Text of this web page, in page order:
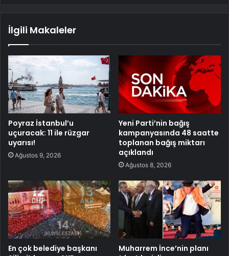
İlgili Makaleler
Poyraz İstanbul’u
uçuracak: 11 ile rüzgar
uyarısı!
Ağustos 9, 2026
Yeni Parti’nin bağış
kampanyasında 48 saatte
toplanan bağış miktarı
açıklandı
Ağustos 8, 2026
En çok belediye başkanı
Muharrem İnce’nin planı